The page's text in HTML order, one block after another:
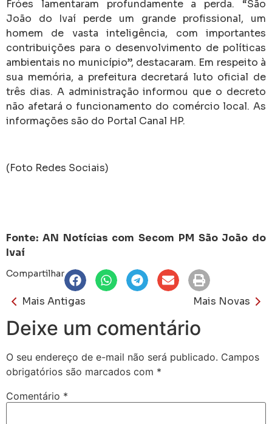
Fróes lamentaram profundamente a perda. “São
João do Ivaí perde um grande profissional, um
homem de vasta inteligência, com importantes
contribuições para o desenvolvimento de políticas
ambientais no município”, destacaram. Em respeito à
sua memória, a prefeitura decretará luto oficial de
três dias. A administração informou que o decreto
não afetará o funcionamento do comércio local. As
informações são do Portal Canal HP.
(Foto Redes Sociais)
Fonte: AN Notícias com Secom PM São João do
Ivaí
Compartilhar
Mais Antigas Mais Novas
Deixe um comentário
O seu endereço de e-mail não será publicado. Campos
obrigatórios são marcados com *
Comentário *